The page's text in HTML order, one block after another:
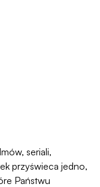
seriali,
przyświeca jedno,
Państwu